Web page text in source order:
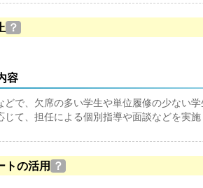
？
容
で、欠席の多い学生や単位履修の少ない
じて、担任による個別指導や面談などを実施
トの活用 ？